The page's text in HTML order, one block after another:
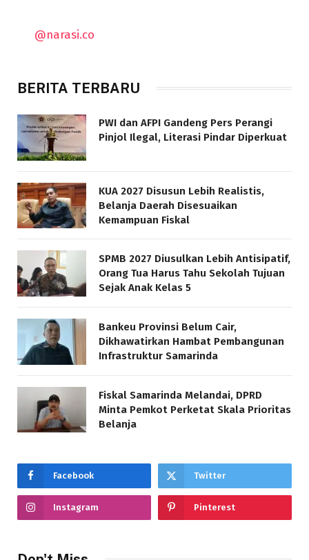
@narasi.co
BERITA TERBARU
PWI dan AFPI Gandeng Pers Perangi
Pinjol Ilegal, Literasi Pindar Diperkuat
KUA 2027 Disusun Lebih Realistis,
Belanja Daerah Disesuaikan
Kemampuan Fiskal
SPMB 2027 Diusulkan Lebih Antisipatif,
Orang Tua Harus Tahu Sekolah Tujuan
Sejak Anak Kelas 5
Bankeu Provinsi Belum Cair,
Dikhawatirkan Hambat Pembangunan
Infrastruktur Samarinda
Fiskal Samarinda Melandai, DPRD
Minta Pemkot Perketat Skala Prioritas
Belanja
Facebook Twitter
Instagram Pinterest